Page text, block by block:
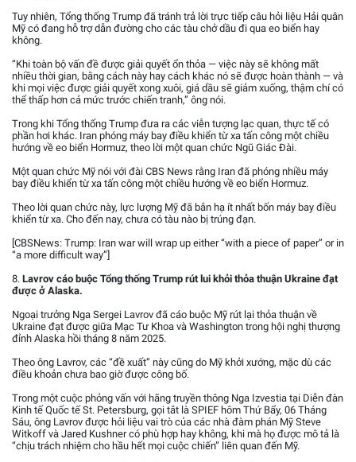
Tuy nhiên, Tổng thống Trump đã tránh trả lời trực tiếp câu hỏi liệu Hải quân
Mỹ có đang hỗ trợ dẫn đường cho các tàu chở dầu đi qua eo biển hay
không.
“Khi toàn bộ vấn đề được giải quyết ổn thỏa — việc này sẽ không mất
nhiều thời gian, bằng cách này hay cách khác nó sẽ được hoàn thành — và
khi mọi việc được giải quyết xong xuôi, giá dầu sẽ giảm xuống, thậm chí có
thể thấp hơn cả mức trước chiến tranh,” ông nói.
Trong khi Tổng thống Trump đưa ra các viễn tượng lạc quan, thực tế có
phần hơi khác. Iran phóng máy bay điều khiển từ xa tấn công một chiều
hướng về eo biển Hormuz, theo lời một quan chức Ngũ Giác Đài.
Một quan chức Mỹ nói với đài CBS News rằng Iran đã phóng nhiều máy
bay điều khiển từ xa tấn công một chiều hướng về eo biển Hormuz.
Theo lời quan chức này, lực lượng Mỹ đã bắn hạ ít nhất bốn máy bay điều
khiển từ xa. Cho đến nay, chưa có tàu nào bị trúng đạn.
[CBSNews: Trump: Iran war will wrap up either “with a piece of paper” or in
“a more difficult way”]
8. Lavrov cáo buộc Tổng thống Trump rút lui khỏi thỏa thuận Ukraine đạt
được ở Alaska.
Ngoại trưởng Nga Sergei Lavrov đã cáo buộc Mỹ rút lại thỏa thuận về
Ukraine đạt được giữa Mạc Tư Khoa và Washington trong hội nghị thượng
đỉnh Alaska hồi tháng 8 năm 2025.
Theo ông Lavrov, các “đề xuất” này cũng do Mỹ khởi xướng, mặc dù các
điều khoản chưa bao giờ được công bố.
Trong một cuộc phỏng vấn với hãng truyền thông Nga Izvestia tại Diễn đàn
Kinh tế Quốc tế St. Petersburg, gọi tắt là SPIEF hôm Thứ Bẩy, 06 Tháng
Sáu, ông Lavrov được hỏi liệu vai trò của các nhà đàm phán Mỹ Steve
Witkoff và Jared Kushner có phù hợp hay không, khi mà họ được mô tả là
“chịu trách nhiệm cho hầu hết mọi cuộc chiến” liên quan đến Mỹ.